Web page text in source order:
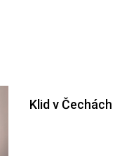
Klid v Čechách